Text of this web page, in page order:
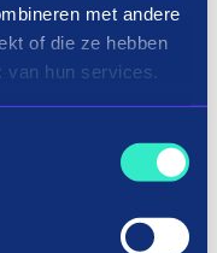
met andere
of die ze hebben
van hun services.